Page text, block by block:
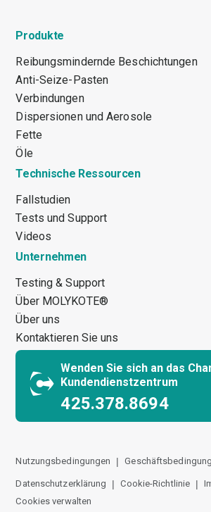
Produkte
Reibungsmindernde Beschichtungen
Anti-Seize-Pasten
Verbindungen
Dispersionen und Aerosole
Fette
Öle
Technische Ressourcen
Fallstudien
Tests und Support
Videos
Unternehmen
Testing & Support
Über MOLYKOTE®
Über uns
Kontaktieren Sie uns
Wenden Sie sich an das
Kundendienstzentrum
425.378.8694
Nutzungsbedingungen
Datenschutzerklärung Cookie-Richtlinie
Cookies verwalten